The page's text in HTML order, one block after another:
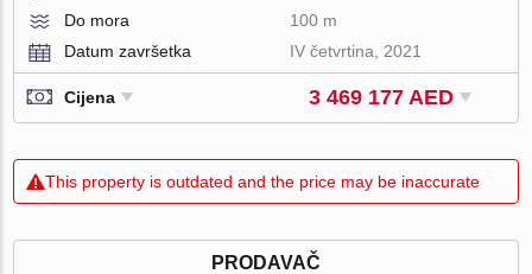
Do mora
100 m
Datum završetka
IV četvrtina, 2021
Cijena 3 469 177 AED
This property is outdated and the price may be inaccurate
PRODAVAČ